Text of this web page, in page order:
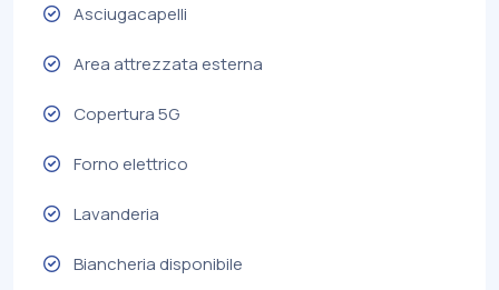
Asciugacapelli
Area attrezzata esterna
Copertura 5G
Forno elettrico
Lavanderia
Biancheria disponibile